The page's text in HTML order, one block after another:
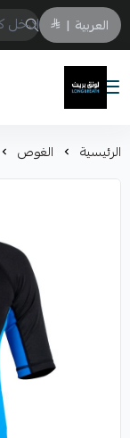
العربية |
لونق بريث
الرئيسية الغوص